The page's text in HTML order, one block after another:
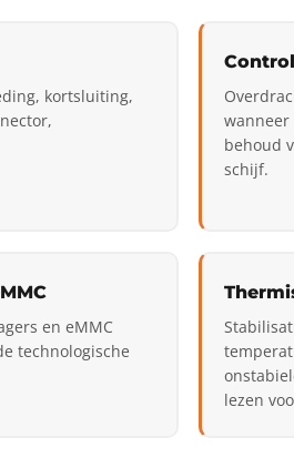
kortsluiting,
behoud
schijf.
en eMMC
technologische
lezen